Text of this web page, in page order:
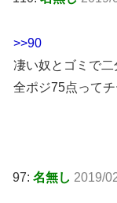
>>90
凄い奴とゴミで
全ポジ75点って
97: 名無し 2019/